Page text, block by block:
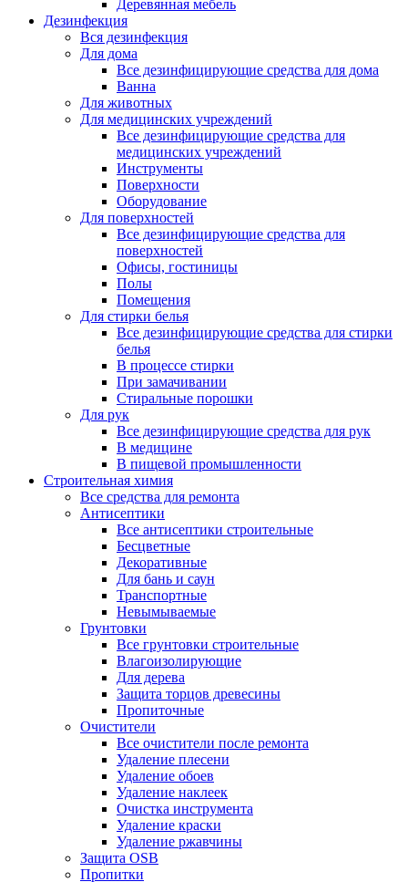
Деревянная мебель
Дезинфекция
Вся дезинфекция
Для дома
Все дезинфицирующие средства для дома
Ванна
Для животных
Для медицинских учреждений
Все дезинфицирующие средства для
медицинских учреждений
Инструменты
Поверхности
Оборудование
Для поверхностей
Все дезинфицирующие средства для
поверхностей
Офисы, гостиницы
Полы
Помещения
Для стирки белья
Все дезинфицирующие средства для стирки
белья
В процессе стирки
При замачивании
Стиральные порошки
Для рук
Все дезинфицирующие средства для рук
В медицине
В пищевой промышленности
Строительная химия
Все средства для ремонта
Антисептики
Все антисептики строительные
Бесцветные
Декоративные
Для бань и саун
Транспортные
Невымываемые
Грунтовки
Все грунтовки строительные
Влагоизолирующие
Для дерева
Защита торцов древесины
Пропиточные
Очистители
Все очистители после ремонта
Удаление плесени
Удаление обоев
Удаление наклеек
Очистка инструмента
Удаление краски
Удаление ржавчины
Защита OSB
Пропитки